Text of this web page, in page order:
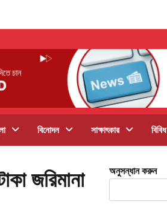
বিনোদন সাক্ষাৎকার বিবিধ
জরিমানা অনুসন্ধান করুন